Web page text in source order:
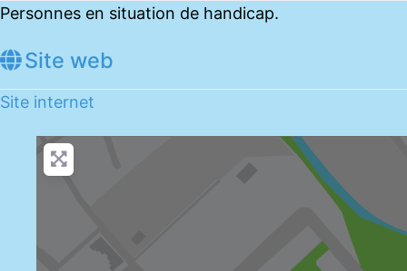
Personnes en situation de handicap.
Site web
Site internet